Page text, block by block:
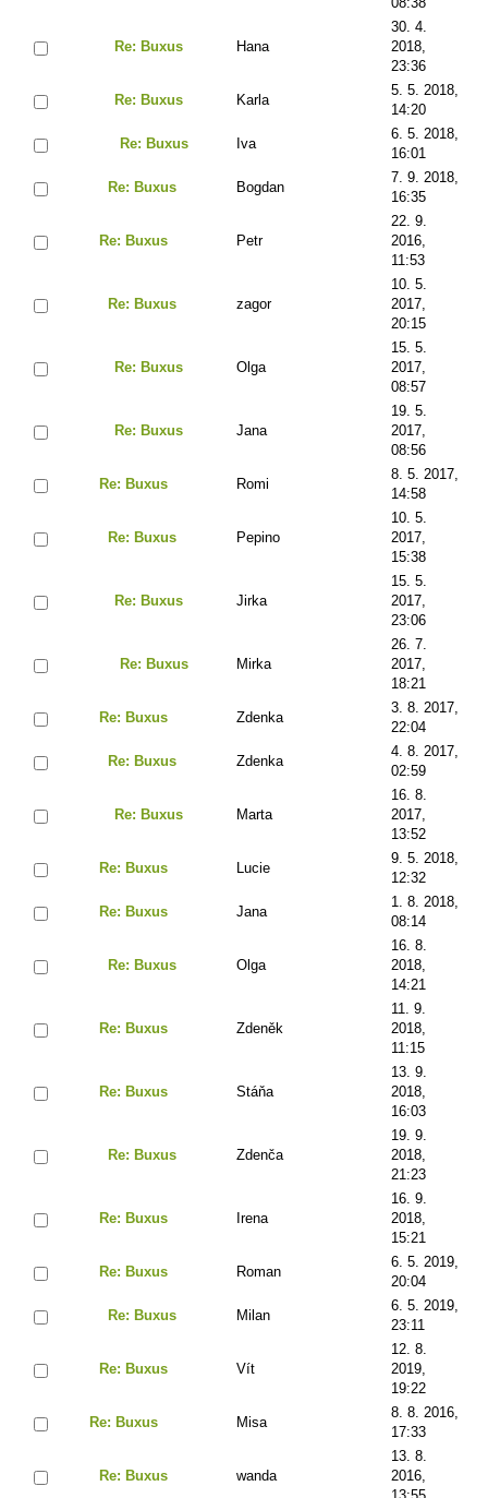
Re: Buxus Hana
30. 4.
2018,
23:36
Re: Buxus Karla
5. 5. 2018,
14:20
Re: Buxus Iva
6. 5. 2018,
16:01
Re: Buxus Bogdan
7. 9. 2018,
16:35
Re: Buxus Petr
22. 9.
2016,
11:53
Re: Buxus zagor
10. 5.
2017,
20:15
Re: Buxus Olga
15. 5.
2017,
08:57
Re: Buxus Jana
19. 5.
2017,
08:56
Re: Buxus Romi
8. 5. 2017,
14:58
Re: Buxus Pepino
10. 5.
2017,
15:38
Re: Buxus Jirka
15. 5.
2017,
23:06
Re: Buxus Mirka
26. 7.
2017,
18:21
Re: Buxus Zdenka
3. 8. 2017,
22:04
Re: Buxus Zdenka
4. 8. 2017,
02:59
Re: Buxus Marta
16. 8.
2017,
13:52
Re: Buxus Lucie
9. 5. 2018,
12:32
Re: Buxus Jana
1. 8. 2018,
08:14
Re: Buxus Olga
16. 8.
2018,
14:21
Re: Buxus Zdeněk
11. 9.
2018,
11:15
Re: Buxus Stáňa
13. 9.
2018,
16:03
Re: Buxus Zdenča
19. 9.
2018,
21:23
Re: Buxus Irena
16. 9.
2018,
15:21
Re: Buxus Roman
6. 5. 2019,
20:04
Re: Buxus Milan
6. 5. 2019,
23:11
Re: Buxus Vít
12. 8.
2019,
19:22
Re: Buxus Misa
8. 8. 2016,
17:33
Re: Buxus wanda
13. 8.
2016,